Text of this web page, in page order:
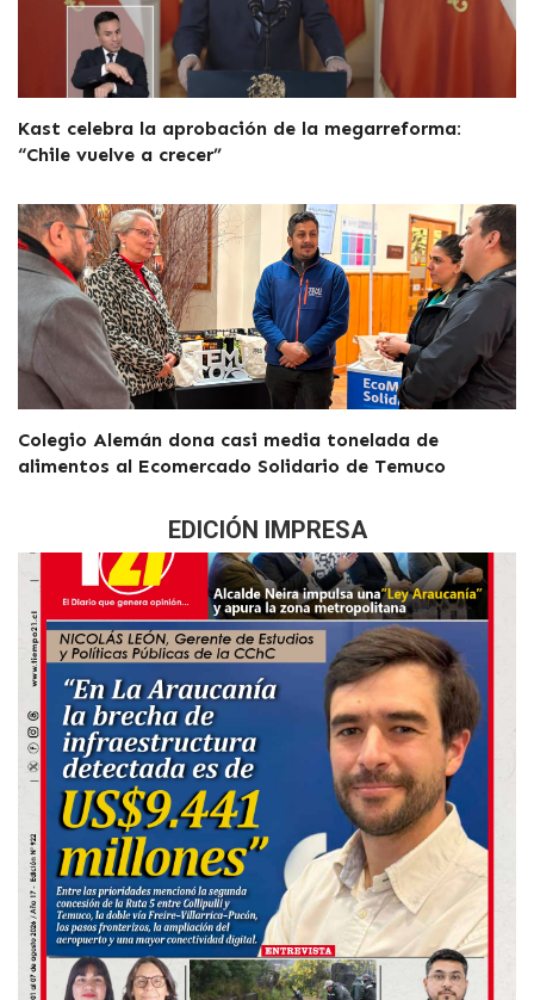
Kast celebra la aprobación de la megarreforma:
“Chile vuelve a crecer”
Colegio Alemán dona casi media tonelada de
alimentos al Ecomercado Solidario de Temuco
EDICIÓN IMPRESA